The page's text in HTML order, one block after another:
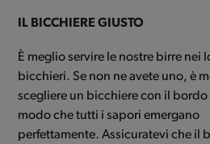
IL BICCHIERE GIUSTO
È meglio servire le nostre birre nei
bicchieri. Se non ne avete uno, è
scegliere un bicchiere con il
modo che tutti i sapori emergano
perfettamente. Assicuratevi che il